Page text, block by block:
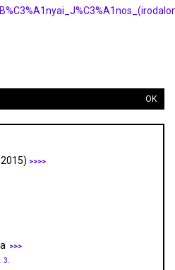
OK
>>>>
>>>
3.